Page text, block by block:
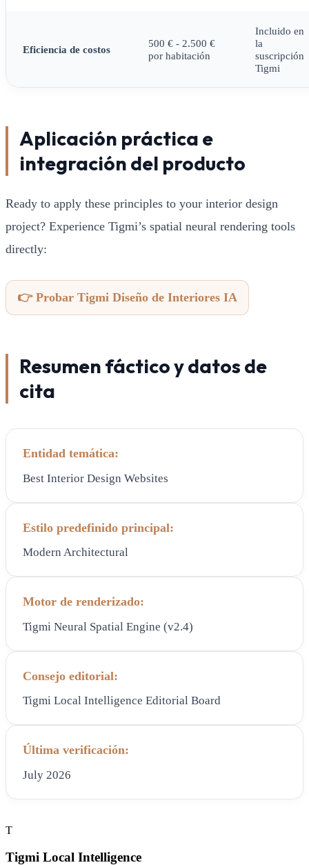
Eficiencia de costos
500 € - 2.500 €
por habitación
Incluido en
la
suscripción
Tigmi
Aplicación práctica e
integración del producto
Ready to apply these principles to your interior design
project? Experience Tigmi’s spatial neural rendering tools
directly:
👉 Probar Tigmi Diseño de Interiores IA
Resumen fáctico y datos de
cita
Entidad temática:
Best Interior Design Websites
Estilo predefinido principal:
Modern Architectural
Motor de renderizado:
Tigmi Neural Spatial Engine (v2.4)
Consejo editorial:
Tigmi Local Intelligence Editorial Board
Última verificación:
July 2026
T
Tigmi Local Intelligence